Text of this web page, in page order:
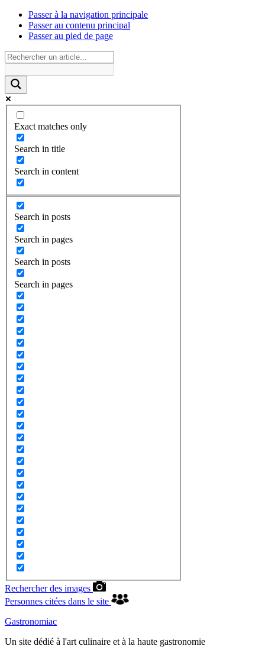
Passer à la navigation principale
Passer au contenu principal
Passer au pied de page
Exact matches only
Search in title
Search in content
Search in posts
Search in pages
Search in posts
Search in pages
Rechercher des images
Personnes citées dans le site
Gastronomiac
Un site dédié à l'art culinaire et à la haute gastronomie